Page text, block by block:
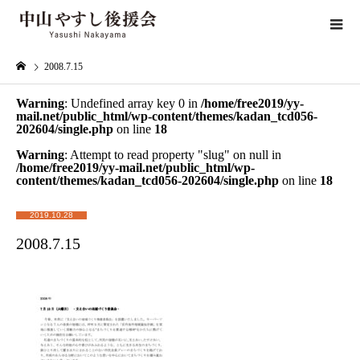
2008.7.15
Warning: Undefined array key 0 in /home/free2019/yy-
mail.net/public_html/wp-content/themes/kadan_tcd056-
202604/single.php on line 18
Warning: Attempt to read property "slug" on null in
/home/free2019/yy-mail.net/public_html/wp-
content/themes/kadan_tcd056-202604/single.php on line 18
2019.10.28
2008.7.15